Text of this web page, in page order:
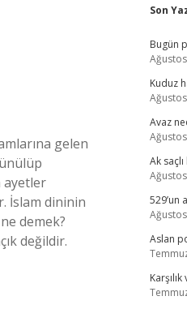
gelen
ayetler
İslam dininin
demek?
değildir.
Son
Bugün
Kuduz
Avaz
Ak
529’un
Aslan